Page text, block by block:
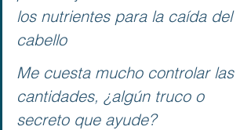
los nutrientes para la caída del
cabello
Me cuesta mucho controlar las
cantidades, ¿algún truco o
secreto que ayude?